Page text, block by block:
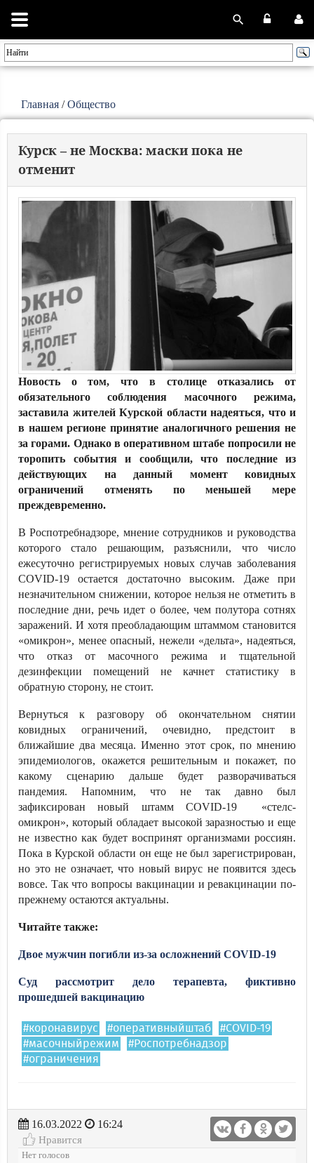
Главная /Общество
Курск – не Москва: маски пока не
отменит
Новость о том, что в столице отказались от
обязательного соблюдения масочного режима,
заставила жителей Курской области надеяться, что и
в нашем регионе принятие аналогичного решения не
за горами. Однако в оперативном штабе попросили не
торопить события и сообщили, что последние из
действующих на данный момент ковидных
ограничений отменять по меньшей мере
преждевременно.
В Роспотребнадзоре, мнение сотрудников и руководства
которого стало решающим, разъяснили, что число
ежесуточно регистрируемых новых случав заболевания
COVID-19 остается достаточно высоким. Даже при
незначительном снижении, которое нельзя не отметить в
последние дни, речь идет о более, чем полутора сотнях
заражений. И хотя преобладающим штаммом становится
«омикрон», менее опасный, нежели «дельта», надеяться,
что отказ от масочного режима и тщательной
дезинфекции помещений не качнет статистику в
обратную сторону, не стоит.
Вернуться к разговору об окончательном снятии
ковидных ограничений, очевидно, предстоит в
ближайшие два месяца. Именно этот срок, по мнению
эпидемиологов, окажется решительным и покажет, по
какому сценарию дальше будет разворачиваться
пандемия. Напомним, что не так давно был
зафиксирован новый штамм COVID-19 «стелс-
омикрон», который обладает высокой заразностью и еще
не известно как будет воспринят организмами россиян.
Пока в Курской области он еще не был зарегистрирован,
но это не означает, что новый вирус не появится здесь
вовсе. Так что вопросы вакцинации и ревакцинации по-
прежнему остаются актуальны.
Читайте также:
Двое мужчин погибли из-за осложнений COVID-19
Суд рассмотрит дело терапевта, фиктивно
прошедшей вакцинацию
#коронавирус #оперативныйштаб
#COVID-19
#масочныйрежим
#Роспотребнадзор
#ограничения
16.03.2022
16:24
Нравится
Нет голосов